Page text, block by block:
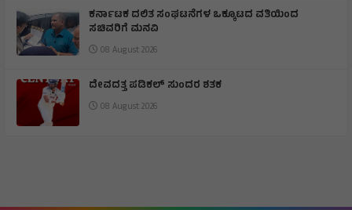
ಕರ್ನಾಟಕ ದಲಿತ ಸಂಘಟನೆಗಳ ಒಕ್ಕೂಟದ ವತಿಯಿಂದ
ಸಚಿವರಿಗೆ ಮನವಿ
08 August 2026
ದೇವದತ್ತ ಪಡಿಕಲ್ ಸುಂದರ ಶತಕ
08 August 2026